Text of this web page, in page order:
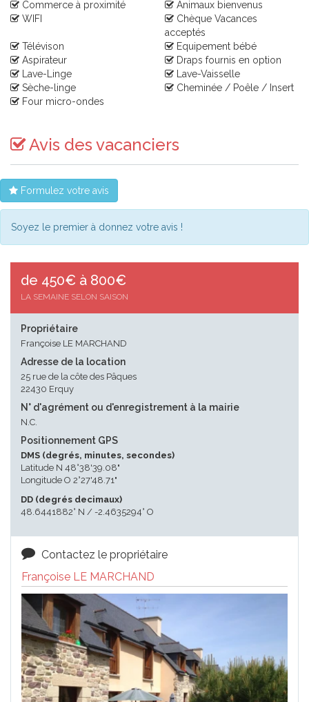
Commerce à proximité
Animaux bienvenus
WIFI
Chèque Vacances
acceptés
Télévison
Equipement bébé
Aspirateur
Draps fournis en option
Lave-Linge
Lave-Vaisselle
Sèche-linge
Cheminée / Poêle / Insert
Four micro-ondes
Avis des vacanciers
Formulez votre avis
Soyez le premier à donnez votre avis !
de 450€ à 800€
LA SEMAINE SELON SAISON
Propriétaire
Françoise LE MARCHAND
Adresse de la location
25 rue de la côte des Pâques
22430 Erquy
N° d'agrément ou d'enregistrement à la mairie
N.C.
Positionnement GPS
DMS (degrés, minutes, secondes)
Latitude N 48°38'39.08"
Longitude O 2°27'48.71"
DD (degrés decimaux)
48.6441882° N / -2.4635294° O
Contactez le propriétaire
Françoise LE MARCHAND